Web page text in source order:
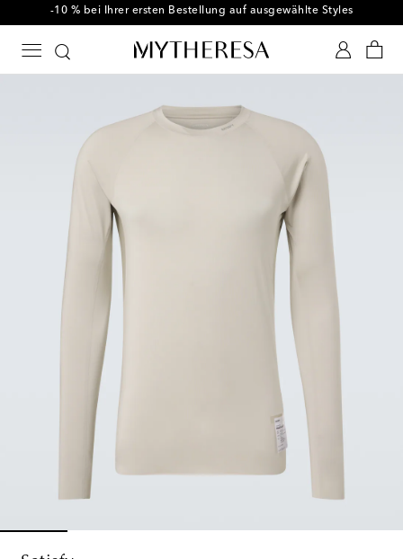
-10 % bei Ihrer ersten Bestellung auf ausgewählte Styles